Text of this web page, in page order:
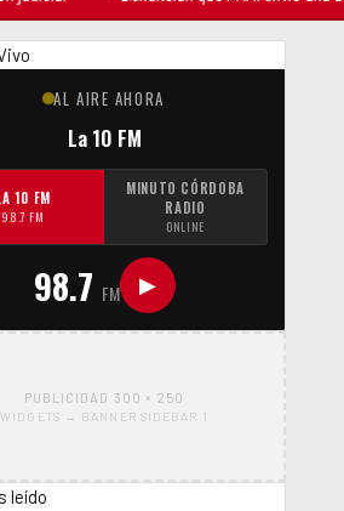
AL AIRE AHORA
La 10 FM
10 FM
98.7 FM
MINUTO CÓRDOBA
RADIO
ONLINE
98.7 FM ▶
PUBLICIDAD 300 × 250
WIDGETS → BANNER SIDEBAR 1
leído